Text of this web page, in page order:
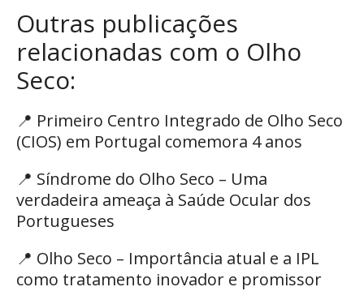
Outras publicações
relacionadas com o Olho
Seco:
📍 Primeiro Centro Integrado de Olho Seco
(CIOS) em Portugal comemora 4 anos
📍 Síndrome do Olho Seco – Uma
verdadeira ameaça à Saúde Ocular dos
Portugueses
📍 Olho Seco – Importância atual e a IPL
como tratamento inovador e promissor